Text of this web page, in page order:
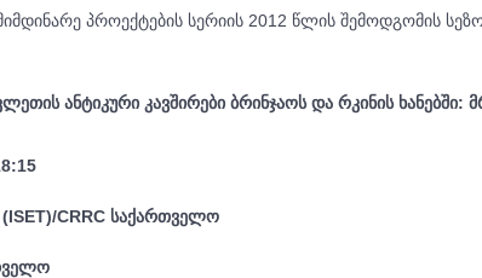
პროექტების სერიის 2012 წლის შემოდგომის
ანტიკური კავშირები ბრინჯაოს და რკინის
CRRC საქართველო